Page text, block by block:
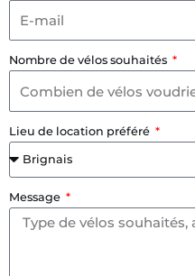
Nombre de vélos souhaités
Lieu de location préféré
Message